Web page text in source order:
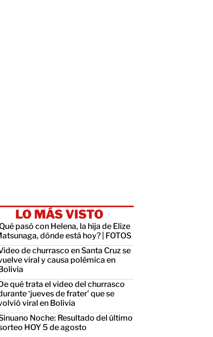
LO MÁS VISTO
pasó con Helena, la hija de Elize
dónde está hoy? | FOTOS
de churrasco en Santa Cruz se
viral y causa polémica en
qué trata el video del churrasco
‘jueves de frater’ que se
viral en Bolivia
Noche: Resultado del último
HOY 5 de agosto